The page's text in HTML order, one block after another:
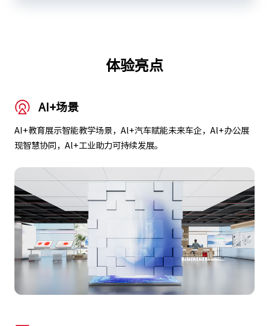
体验亮点
AI+场景
AI+教育展示智能教学场景，Al+汽车赋能未来车企，Al+办公展
现智慧协同，Al+工业助力可持续发展。